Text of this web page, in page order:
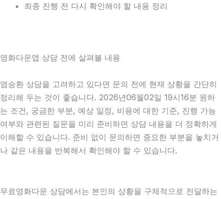
최종 진행 전 다시 확인해야 할 내용 정리
영화다운앱 상담 전에 살펴볼 내용
염승환 상담을 고려하고 있다면 문의 전에 현재 상황을 간단히
정리해 두는 것이 좋습니다. 2026년06월02일 19시16분 원하
는 조건, 궁금한 부분, 예상 일정, 비용에 대한 기준, 진행 가능
여부와 관련된 질문을 미리 준비하면 상담 내용을 더 정확하게
이해할 수 있습니다. 준비 없이 문의하면 중요한 부분을 놓치거
나 같은 내용을 반복해서 확인해야 할 수 있습니다.
무료영화다운 상담에서는 본인의 상황을 구체적으로 전달하는